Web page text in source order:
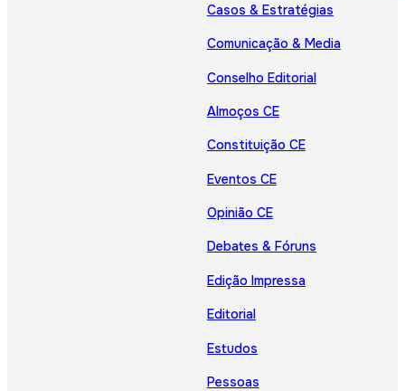
Casos & Estratégias
Comunicação & Media
Conselho Editorial
Almoços CE
Constituição CE
Eventos CE
Opinião CE
Debates & Fóruns
Edição Impressa
Editorial
Estudos
Pessoas